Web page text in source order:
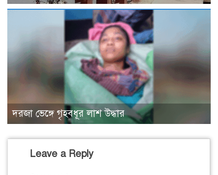
দরজা ভেঙ্গে গৃহবধূর লাশ উদ্ধার
Leave a Reply